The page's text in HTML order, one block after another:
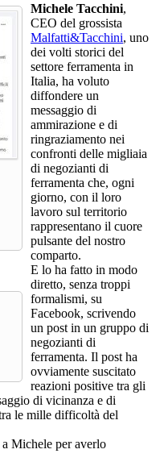
Michele Tacchini,
CEO del grossista
Malfatti&Tacchini, uno
dei volti storici del
settore ferramenta in
Italia, ha voluto
diffondere un
messaggio di
ammirazione e di
ringraziamento nei
confronti delle migliaia
di negozianti di
ferramenta che, ogni
giorno, con il loro
lavoro sul territorio
rappresentano il cuore
pulsante del nostro
comparto.
E lo ha fatto in modo
diretto, senza troppi
formalismi, su
Facebook, scrivendo
un post in un gruppo di
negozianti di
ferramenta. Il post ha
ovviamente suscitato
reazioni positive tra gli
di vicinanza e di
le mille difficoltà del
Michele per averlo